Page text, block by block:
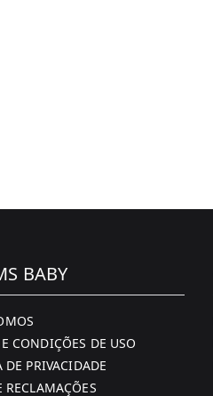
BABY
CONDIÇÕES DE USO
DE PRIVACIDADE
RECLAMAÇÕES